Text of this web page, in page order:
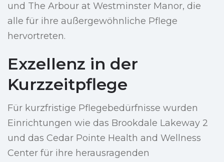
und The Arbour at Westminster Manor, die
alle für ihre außergewöhnliche Pflege
hervortreten.
Exzellenz in der
Kurzzeitpflege
Für kurzfristige Pflegebedürfnisse wurden
Einrichtungen wie das Brookdale Lakeway 2
und das Cedar Pointe Health and Wellness
Center für ihre herausragenden